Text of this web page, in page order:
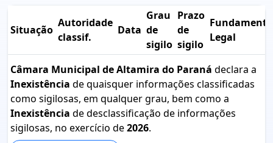
Situação
Autoridade
classif.
Data
Grau
de
sigilo
Prazo
de
sigilo
Fundamento
Legal
Câmara Municipal de Altamira do Paraná declara a
Inexistência de quaisquer informações classificadas
como sigilosas, em qualquer grau, bem como a
Inexistência de desclassificação de informações
sigilosas, no exercício de2026.